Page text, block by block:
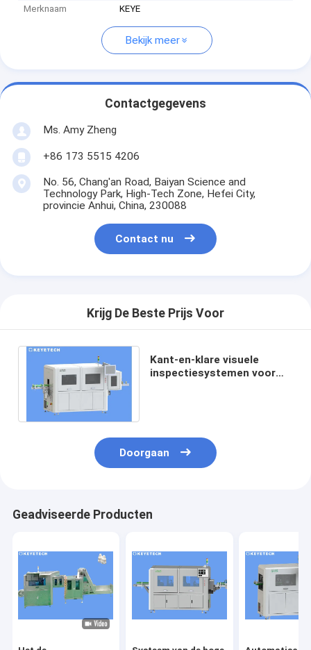
Merknaam
KEYE
Bekijk meer
Contactgegevens
Ms. Amy Zheng
+86 173 5515 4206
No. 56, Chang'an Road, Baiyan Science and
Technology Park, High-Tech Zone, Hefei City,
provincie Anhui, China, 230088
Contact nu
Krijg De Beste Prijs Voor
Kant-en-klare visuele
inspectiesystemen voor
Doorgaan
Geadviseerde Producten